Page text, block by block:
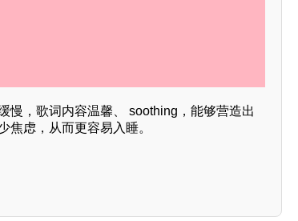
慢，歌词内容温馨、 soothing，能够营造出
焦虑，从而更容易入睡。